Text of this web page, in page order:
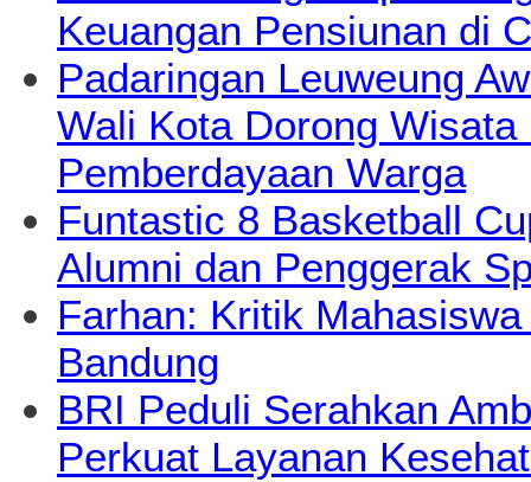
Keuangan Pensiunan di
Padaringan Leuweung
Wali Kota Dorong
Pemberdayaan Warga
Funtastic 8 Basketball
Alumni dan Penggerak
Farhan: Kritik
Bandung
BRI Peduli Serahkan
Perkuat Layanan